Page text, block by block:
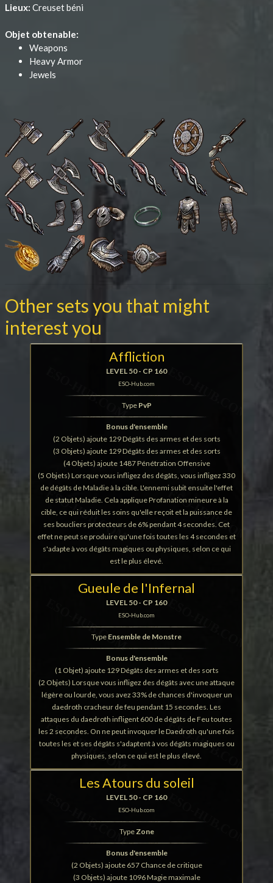
Lieux: Creuset béni
Objet obtenable:
Weapons
Heavy Armor
Jewels
Other sets you that might
interest you
Affliction
LEVEL 50 - CP 160
ESO-Hub.com
Type PvP
Bonus d'ensemble
(2 Objets) ajoute 129 Dégâts des armes et des sorts
(3 Objets) ajoute 129 Dégâts des armes et des sorts
(4 Objets) ajoute 1487 Pénétration Offensive
(5 Objets) Lorsque vous infligez des dégâts, vous infligez 330
de dégâts de Maladie à la cible. L'ennemi subit ensuite l'effet
de statut Maladie. Cela applique Profanation mineure à la
cible, ce qui réduit les soins qu'elle reçoit et la puissance de
ses boucliers protecteurs de 6% pendant 4 secondes. Cet
effet ne peut se produire qu'une fois toutes les 4 secondes et
s'adapte à vos dégâts magiques ou physiques, selon ce qui
est le plus élevé.
Gueule de l'Infernal
LEVEL 50 - CP 160
ESO-Hub.com
Type Ensemble de Monstre
Bonus d'ensemble
(1 Objet) ajoute 129 Dégâts des armes et des sorts
(2 Objets) Lorsque vous infligez des dégâts avec une attaque
légère ou lourde, vous avez 33% de chances d'invoquer un
daedroth cracheur de feu pendant 15 secondes. Les
attaques du daedroth infligent 600 de dégâts de Feu toutes
les 2 secondes. On ne peut invoquer le Daedroth qu'une fois
toutes les et ses dégâts s'adaptent à vos dégâts magiques ou
physiques, selon ce qui est le plus élevé.
Les Atours du soleil
LEVEL 50 - CP 160
ESO-Hub.com
TypeZone
Bonus d'ensemble
(2 Objets) ajoute 657 Chance de critique
(3 Objets) ajoute 1096 Magie maximale